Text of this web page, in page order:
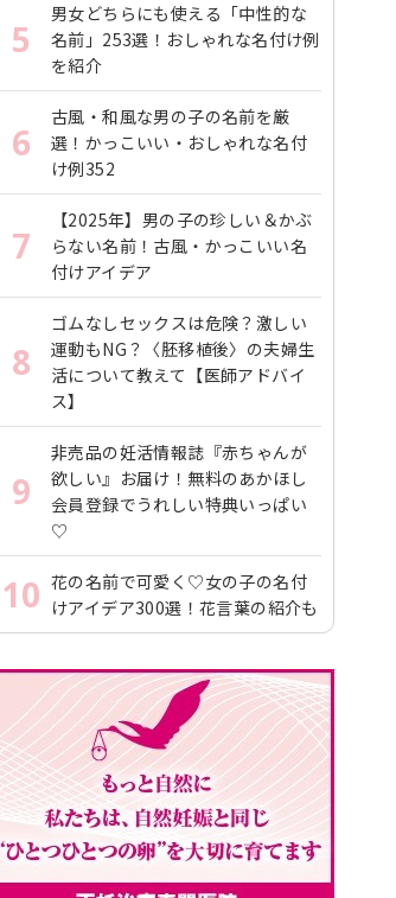
5
男女どちらにも使える「中性的な
名前」253選！おしゃれな名付け例
を紹介
6
古風・和風な男の子の名前を厳
選！かっこいい・おしゃれな名付
け例352
7
【2025年】男の子の珍しい＆かぶ
らない名前！古風・かっこいい名
付けアイデア
8
ゴムなしセックスは危険？激しい
運動もNG？〈胚移植後〉の夫婦生
活について教えて【医師アドバイ
ス】
9
非売品の妊活情報誌『赤ちゃんが
欲しい』お届け！無料のあかほし
会員登録でうれしい特典いっぱい
♡
10 花の名前で可愛く♡女の子の名付
けアイデア300選！花言葉の紹介も